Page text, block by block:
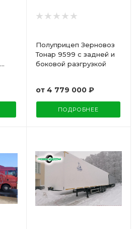
Полуприцеп Зерновоз
Тонар 9599 с задней и
боковой разгрузкой
от 4 779 000 ₽
ПОДРОБНЕЕ